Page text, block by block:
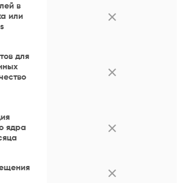
в
или
для
ядра